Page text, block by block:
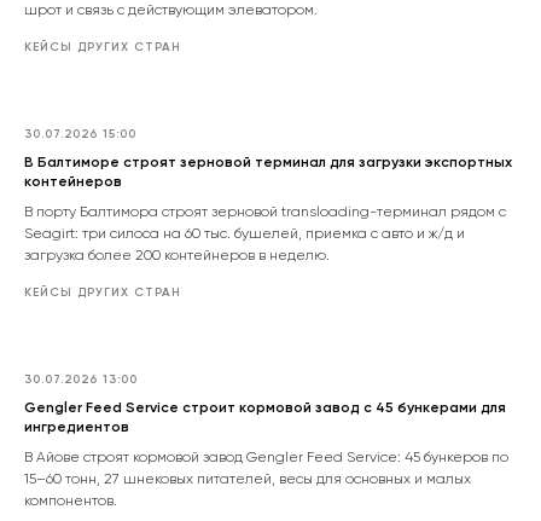
шрот и связь с действующим элеватором.
КЕЙСЫ ДРУГИХ СТРАН
30.07.2026 15:00
В Балтиморе строят зерновой терминал для загрузки экспортных
контейнеров
В порту Балтимора строят зерновой transloading-терминал рядом с
Seagirt: три силоса на 60 тыс. бушелей, приемка с авто и ж/д и
загрузка более 200 контейнеров в неделю.
КЕЙСЫ ДРУГИХ СТРАН
30.07.2026 13:00
Gengler Feed Service строит кормовой завод с 45 бункерами для
ингредиентов
В Айове строят кормовой завод Gengler Feed Service: 45 бункеров по
15–60 тонн, 27 шнековых питателей, весы для основных и малых
компонентов.